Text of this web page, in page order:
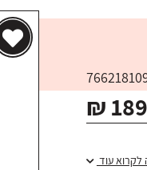
₪
לקרוא עוד